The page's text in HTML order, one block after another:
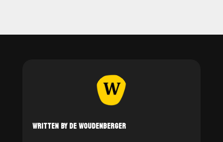
WRITTEN BY DE WOUDENBERGER